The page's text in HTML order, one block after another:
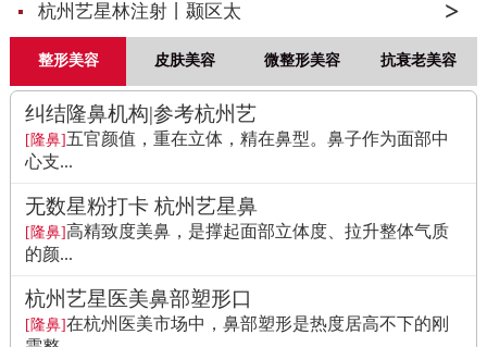
杭州艺星林注射丨颞区太
整形美容 皮肤美容 微整形美容 抗衰老美容
纠结隆鼻机构|参考杭州艺
[隆鼻]五官颜值，重在立体，精在鼻型。鼻子作为面部中
心支...
无数星粉打卡 杭州艺星鼻
[隆鼻]高精致度美鼻，是撑起面部立体度、拉升整体气质
的颜...
杭州艺星医美鼻部塑形口
[隆鼻]在杭州医美市场中，鼻部塑形是热度居高不下的刚